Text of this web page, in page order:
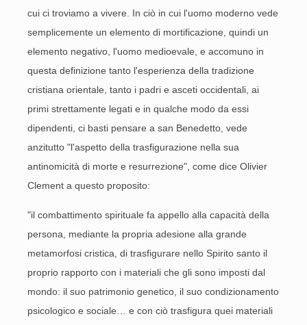
cui ci troviamo a vivere. In ciò in cui l'uomo moderno vede
semplicemente un elemento di mortificazione, quindi un
elemento negativo, l'uomo medioevale, e accomuno in
questa definizione tanto l'esperienza della tradizione
cristiana orientale, tanto i padri e asceti occidentali, ai
primi strettamente legati e in qualche modo da essi
dipendenti, ci basti pensare a san Benedetto, vede
anzitutto "l'aspetto della trasfigurazione nella sua
antinomicità di morte e resurrezione", come dice Olivier
Clement a questo proposito:
"il combattimento spirituale fa appello alla capacità della
persona, mediante la propria adesione alla grande
metamorfosi cristica, di trasfigurare nello Spirito santo il
proprio rapporto con i materiali che gli sono imposti dal
mondo: il suo patrimonio genetico, il suo condizionamento
psicologico e sociale… e con ciò trasfigura quei materiali